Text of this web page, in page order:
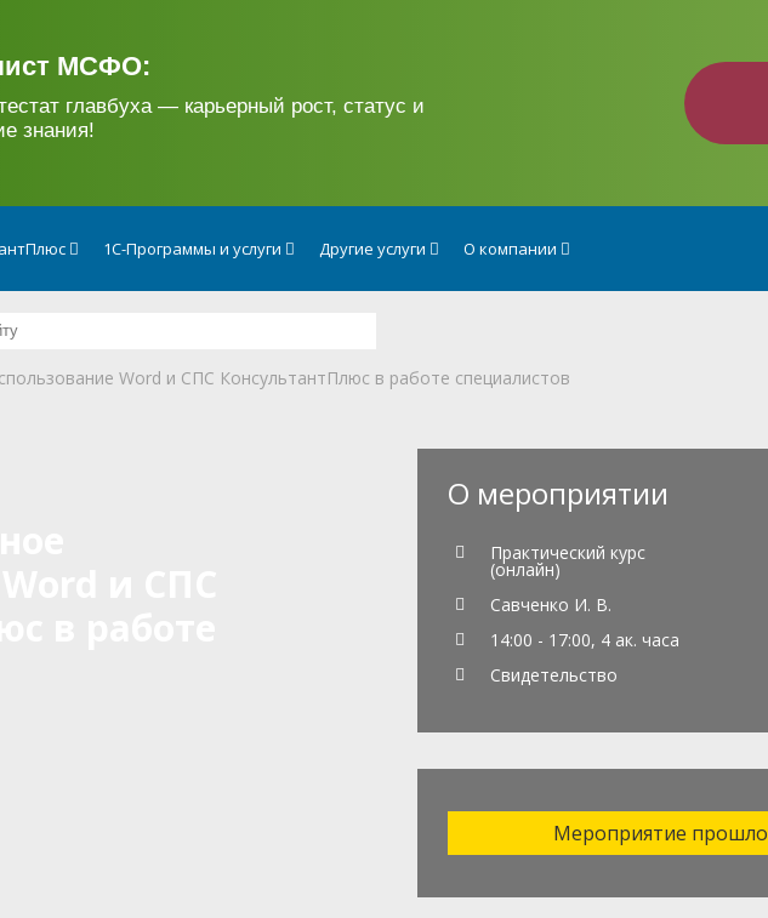
МСФО:
главбуха — карьерный рост, статус и
знания!
1С-Программы и услуги Другие услуги О компании
Word и СПС КонсультантПлюс в работе специалистов
О мероприятии
Практический курс
(онлайн)
Савченко И. В.
14:00 - 17:00, 4 ак. часа
Свидетельство
Мероприятие прошло